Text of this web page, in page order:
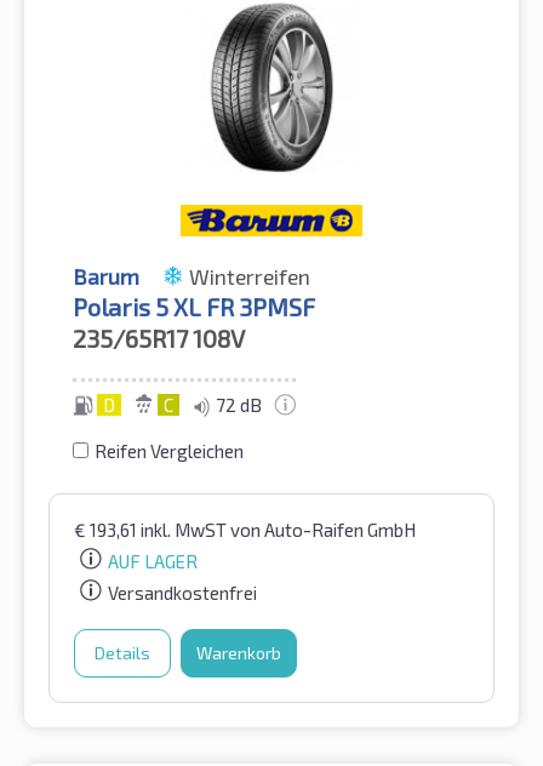
Barum Winterreifen
Polaris 5 XL FR 3PMSF
235/65R17108V
D C 72 dB
Reifen Vergleichen
€ 193,61 inkl. MwSTvon Auto-Raifen GmbH
AUF LAGER
Versandkostenfrei
Details Warenkorb